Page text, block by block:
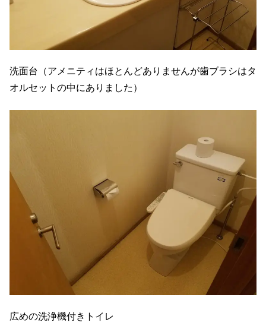
洗面台（アメニティはほとんどありませんが歯ブラシはタ
オルセットの中にありました）
広めの洗浄機付きトイレ